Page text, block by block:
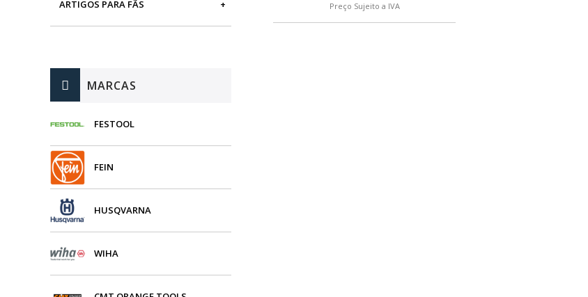
ARTIGOS PARA FÃS
MÁQUINAS DE BRINCAR
MARCAS
FESTOOL
FEIN
HUSQVARNA
WIHA
Preço Sujeito a IVA